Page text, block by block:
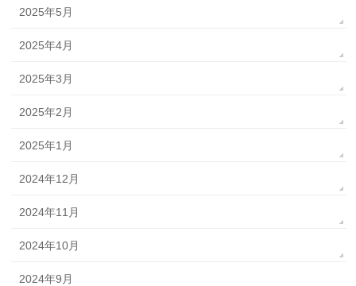
2025年5月
2025年4月
2025年3月
2025年2月
2025年1月
2024年12月
2024年11月
2024年10月
2024年9月